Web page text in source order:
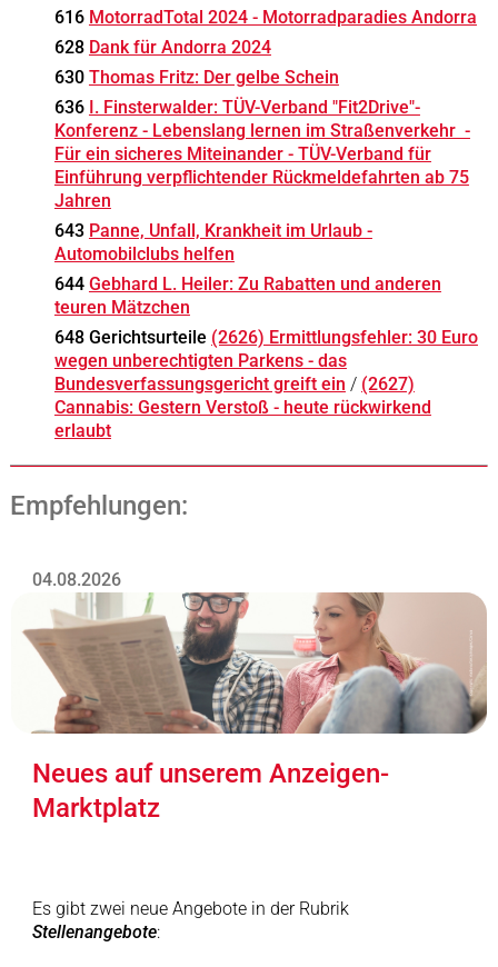
616 MotorradTotal 2024 - Motorradparadies Andorra
628 Dank für Andorra 2024
630 Thomas Fritz: Der gelbe Schein
636 I. Finsterwalder: TÜV-Verband "Fit2Drive"-
Konferenz - Lebenslang lernen im Straßenverkehr -
Für ein sicheres Miteinander - TÜV-Verband für
Einführung verpflichtender Rückmeldefahrten ab 75
Jahren
643 Panne, Unfall, Krankheit im Urlaub -
Automobilclubs helfen
644 Gebhard L. Heiler: Zu Rabatten und anderen
teuren Mätzchen
648 Gerichtsurteile (2626) Ermittlungsfehler: 30 Euro
wegen unberechtigten Parkens - das
Bundesverfassungsgericht greift ein / (2627)
Cannabis: Gestern Verstoß - heute rückwirkend
erlaubt
Empfehlungen:
04.08.2026
Neues auf unserem Anzeigen-
Marktplatz
Es gibt zwei neue Angebote in der Rubrik
Stellenangebote: